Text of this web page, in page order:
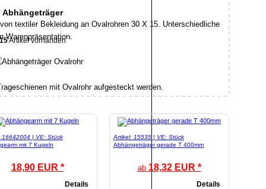
Abhängeträger
15Artikel vorhanden
textiler Bekleidung an Ovalrohren 30 X 15. Unterschiedliche
Warenpräsentation.
mit Ovalrohr aufgesteckt werden.
16642004 | VE: Stück
mit 7 Kugeln
18,90 EUR *
Details
Artikel: 15535 | VE: Stück
Abhängeträger gerade T 400mm
ab 18,32 EUR *
Details